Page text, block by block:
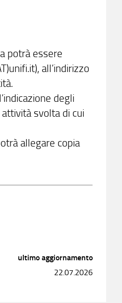
potrà essere
all’indirizzo
degli
svolta di cui
allegare copia
ultimo aggiornamento
22.07.2026